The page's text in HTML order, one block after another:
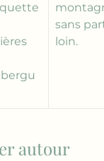
sans
loin.
autour